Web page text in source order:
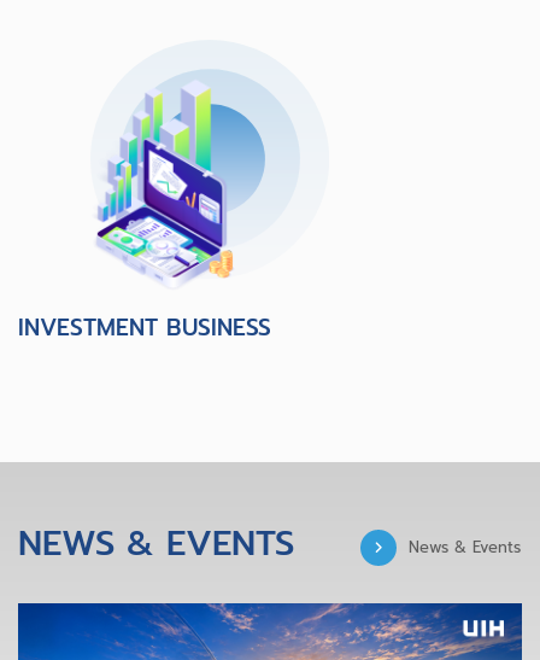
INVESTMENT BUSINESS
NEWS & EVENTS News & Events